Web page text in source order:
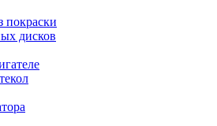
покраски
дисков